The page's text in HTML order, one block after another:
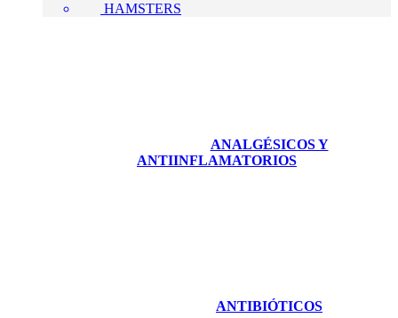
HAMSTERS
ANALGÉSICOS Y
ANTIINFLAMATORIOS
ANTIBIÓTICOS